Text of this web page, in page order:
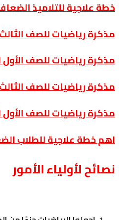
خطة علاجية للتلاميذ
مذكرة رياضيات للصف الثالث
مذكرة رياضيات للصف الأول
مذكرة رياضيات للصف الثالث
مذكرة رياضيات للصف الأول
اهم خطة علاجية للطلاب
نصائح لأولياء الأمور